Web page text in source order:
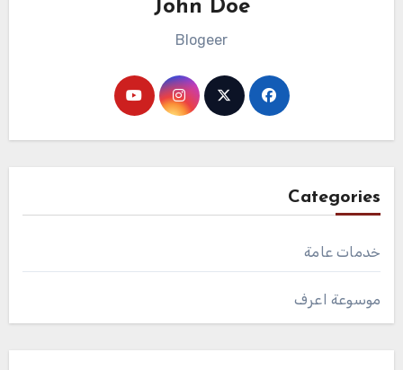
John Doe
Blogeer
Categories
خدمات عامة
موسوعة اعرف